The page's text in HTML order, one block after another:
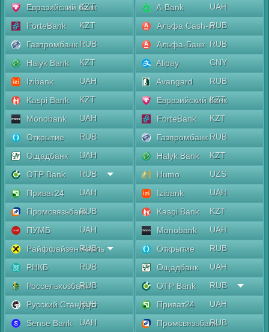
Евразийский банк
KZT
ForteBank
KZT
Газпромбанк RUB
Halyk Bank
KZT
Izibank
UAH
Kaspi Bank
KZT
Monobank
UAH
Открытие
RUB
Ощадбанк
UAH
OTP Bank
RUB
Приват24
UAH
ПромсвязьбанкRUB
ПУМБ
UAH
Райффайзен Аваль
RUB
РНКБ
RUB
РоссельхозбанкRUB
Русский Стандарт
RUB
Sense Bank
UAH
A-Bank
UAH
Альфа Cash-inRUB
Альфа-Банк RUB
Alipay
CNY
Avangard
RUB
Евразийский банк
KZT
ForteBank
KZT
Газпромбанк RUB
Halyk Bank
KZT
Humo
UZS
Izibank
UAH
Kaspi Bank
KZT
Monobank
UAH
Открытие
RUB
Ощадбанк
UAH
OTP Bank
RUB
Приват24
UAH
ПромсвязьбанкRUB